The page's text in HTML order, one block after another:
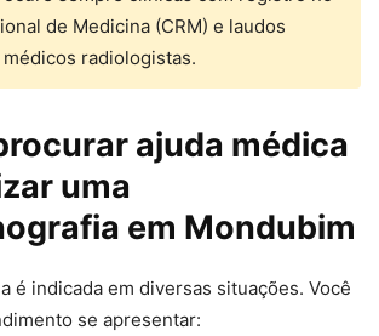
de Medicina (CRM) e laudos
radiologistas.
ajuda médica
uma
em Mondubim
é indicada em diversas situações. Você
se apresentar: